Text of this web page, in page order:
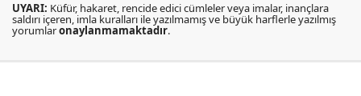
UYARI: Küfür, hakaret, rencide edici cümleler veya imalar, inançlara
saldırı içeren, imla kuralları ile yazılmamış ve büyük harflerle yazılmış
yorumlaronaylanmamaktadır.